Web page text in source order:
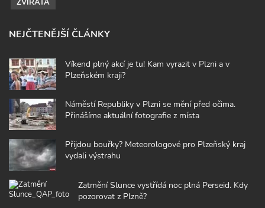
NEJČTENĚJŠÍ ČLÁNKY
Víkend plný akcí je tu! Kam vyrazit v Plzni a v
Plzeňském kraji?
Náměstí Republiky v Plzni se mění před očima.
Přinášíme aktuální fotografie z místa
Přijdou bouřky? Meteorologové pro Plzeňský kraj
vydali výstrahu
Zatmění Slunce vystřídá noc plná Perseid. Kdy
pozorovat z Plzně?